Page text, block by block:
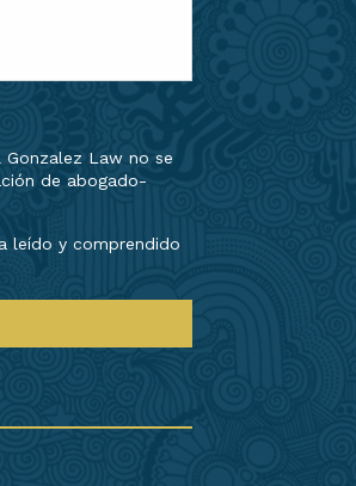
Law no se
de abogado-
leído y comprendido